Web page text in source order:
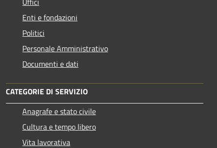
Enti e fondazioni
Politici
Personale Amministrativo
Documenti e dati
CATEGORIE DI SERVIZIO
Anagrafe e stato civile
Cultura e tempo libero
Vita lavorativa